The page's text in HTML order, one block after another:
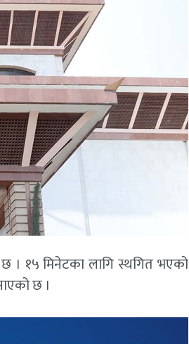
। १५ मिनेटका लागि स्थगित भएको
छ ।